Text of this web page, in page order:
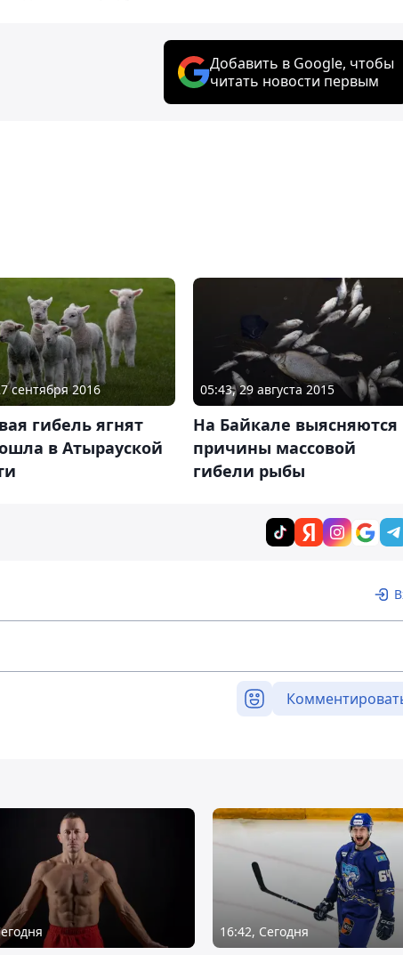
Добавить в Google, чтобы
читать новости первым
сентября 2016
гибель ягнят
в Атырауской
05:43, 29 августа 2015
На Байкале выясняются
причины массовой
гибели рыбы
16:42, Сегодня